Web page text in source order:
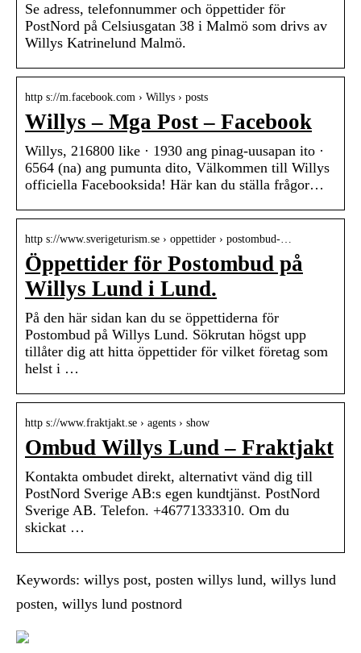
Se adress, telefonnummer och öppettider för
PostNord på Celsiusgatan 38 i Malmö som drivs av
Willys Katrinelund Malmö.
http s://m.facebook.com › Willys › posts
Willys – Mga Post – Facebook
Willys, 216800 like · 1930 ang pinag-uusapan ito ·
6564 (na) ang pumunta dito, Välkommen till Willys
officiella Facebooksida! Här kan du ställa frågor…
http s://www.sverigeturism.se › oppettider › postombud-…
Öppettider för Postombud på
Willys Lund i Lund.
På den här sidan kan du se öppettiderna för
Postombud på Willys Lund. Sökrutan högst upp
tillåter dig att hitta öppettider för vilket företag som
helst i …
http s://www.fraktjakt.se › agents › show
Ombud Willys Lund – Fraktjakt
Kontakta ombudet direkt, alternativt vänd dig till
PostNord Sverige AB:s egen kundtjänst. PostNord
Sverige AB. Telefon. +46771333310. Om du
skickat …
Keywords: willys post, posten willys lund, willys lund
posten, willys lund postnord